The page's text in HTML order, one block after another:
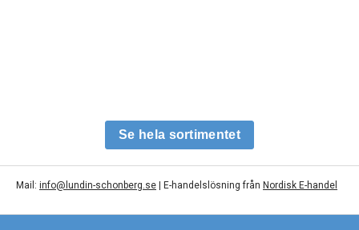
Se hela sortimentet
Mail: info@lundin-schonberg.se | E-handelslösning från Nordisk E-handel